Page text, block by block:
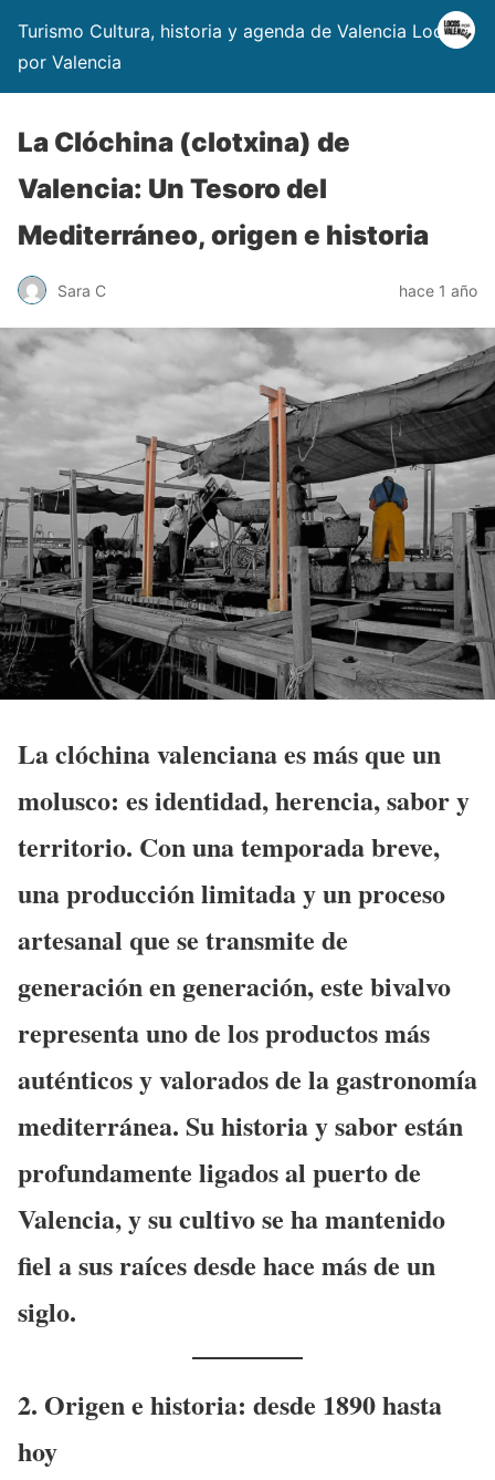
Turismo Cultura, historia y agenda de Valencia Locos
por Valencia
La Clóchina (clotxina) de
Valencia: Un Tesoro del
Mediterráneo, origen e historia
Sara C hace 1 año
La clóchina valenciana es más que un
molusco: es identidad, herencia, sabor y
territorio. Con una temporada breve,
una producción limitada y un proceso
artesanal que se transmite de
generación en generación, este bivalvo
representa uno de los productos más
auténticos y valorados de la gastronomía
mediterránea. Su historia y sabor están
profundamente ligados al puerto de
Valencia, y su cultivo se ha mantenido
fiel a sus raíces desde hace más de un
siglo.
2. Origen e historia: desde 1890 hasta
hoy